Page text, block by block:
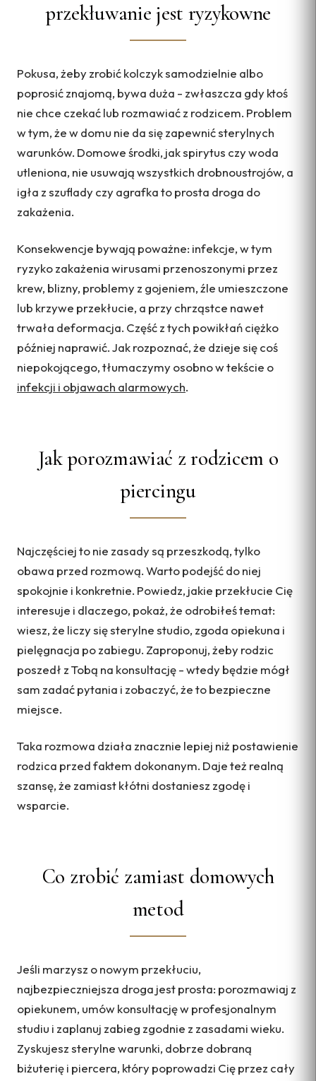
przekłuwanie jest ryzykowne
Pokusa, żeby zrobić kolczyk samodzielnie albo
poprosić znajomą, bywa duża - zwłaszcza gdy ktoś
nie chce czekać lub rozmawiać z rodzicem. Problem
w tym, że w domu nie da się zapewnić sterylnych
warunków. Domowe środki, jak spirytus czy woda
utleniona, nie usuwają wszystkich drobnoustrojów, a
igła z szuflady czy agrafka to prosta droga do
zakażenia.
Konsekwencje bywają poważne: infekcje, w tym
ryzyko zakażenia wirusami przenoszonymi przez
krew, blizny, problemy z gojeniem, źle umieszczone
lub krzywe przekłucie, a przy chrząstce nawet
trwała deformacja. Część z tych powikłań ciężko
później naprawić. Jak rozpoznać, że dzieje się coś
niepokojącego, tłumaczymy osobno w tekście o
infekcji i objawach alarmowych.
Jak porozmawiać z rodzicem o
piercingu
Najczęściej to nie zasady są przeszkodą, tylko
obawa przed rozmową. Warto podejść do niej
spokojnie i konkretnie. Powiedz, jakie przekłucie Cię
interesuje i dlaczego, pokaż, że odrobiłeś temat:
wiesz, że liczy się sterylne studio, zgoda opiekuna i
pielęgnacja po zabiegu. Zaproponuj, żeby rodzic
poszedł z Tobą na konsultację - wtedy będzie mógł
sam zadać pytania i zobaczyć, że to bezpieczne
miejsce.
Taka rozmowa działa znacznie lepiej niż postawienie
rodzica przed faktem dokonanym. Daje też realną
szansę, że zamiast kłótni dostaniesz zgodę i
wsparcie.
Co zrobić zamiast domowych
metod
Jeśli marzysz o nowym przekłuciu,
najbezpieczniejsza droga jest prosta: porozmawiaj z
opiekunem, umów konsultację w profesjonalnym
studiu i zaplanuj zabieg zgodnie z zasadami wieku.
Zyskujesz sterylne warunki, dobrze dobraną
biżuterię i piercera, który poprowadzi Cię przez cały